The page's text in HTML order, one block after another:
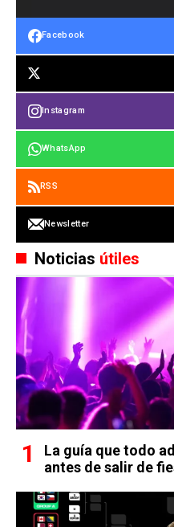
Facebook
Instagram
WhatsApp
RSS
Newsletter
Noticias útiles
La guía que todo
antes de salir de